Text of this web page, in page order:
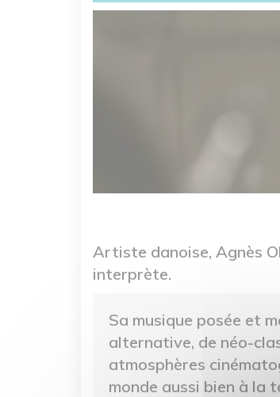
Artiste danoise, Agnès
interprète.
Sa musique posée et
alternative, de néo-
atmosphères
monde aussi bien à la